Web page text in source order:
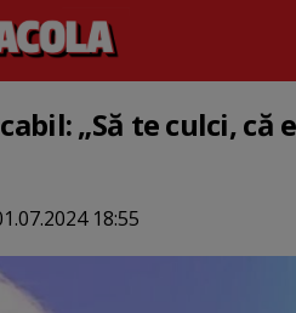
„Să te culci, că
18:55